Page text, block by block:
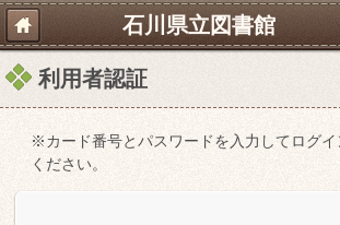
石川県立図書館
利用者認証
※カード番号とパスワードを入力してログ
ください。